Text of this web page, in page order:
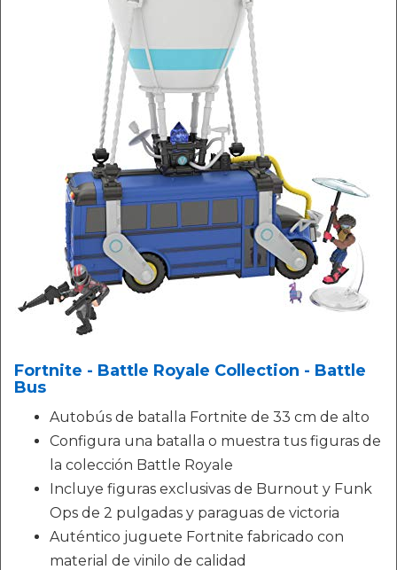
Fortnite - Battle Royale Collection - Battle
Bus
Autobús de batalla Fortnite de 33 cm de alto
Configura una batalla o muestra tus figuras de
la colección Battle Royale
Incluye figuras exclusivas de Burnout y Funk
Ops de 2 pulgadas y paraguas de victoria
Auténtico juguete Fortnite fabricado con
material de vinilo de calidad